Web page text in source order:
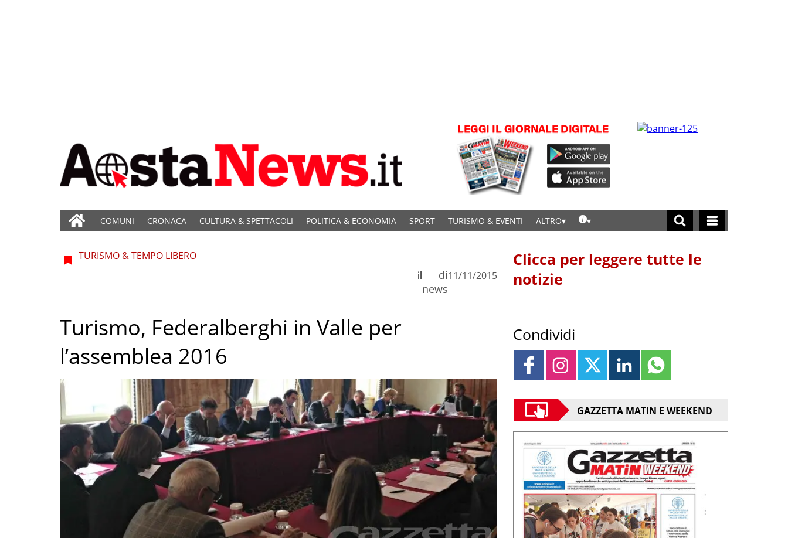
COMUNI CRONACA CULTURA & SPETTACOLI POLITICA & ECONOMIA SPORT TURISMO & EVENTI ALTRO
TURISMO & TEMPO LIBERO
di
news
il 11/11/2015
Turismo, Federalberghi in Valle per
l’assemblea 2016
Clicca per leggere tutte le
notizie
Condividi
GAZZETTA MATIN E WEEKEND